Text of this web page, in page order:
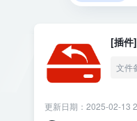
[插件]
文件
更新日期：2025-02-13